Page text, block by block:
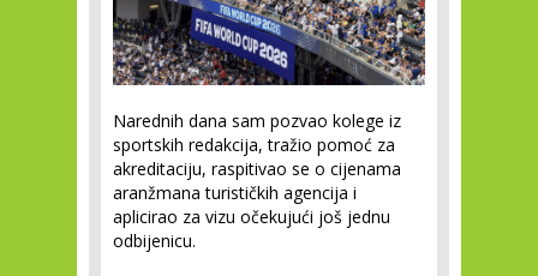
Narednih dana sam pozvao kolege iz
sportskih redakcija, tražio pomoć za
akreditaciju, raspitivao se o cijenama
aranžmana turističkih agencija i
aplicirao za vizu očekujući još jednu
odbijenicu.